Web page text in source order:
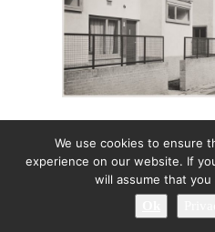
We use cookies to ensure
experience on our website. If
will assume that